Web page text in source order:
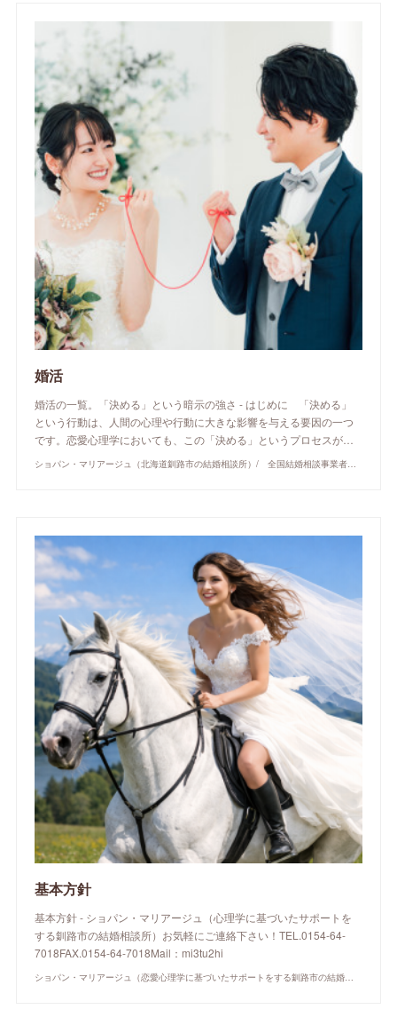
婚活
婚活の一覧。「決める」という暗示の強さ - はじめに 「決める」
という行動は、人間の心理や行動に大きな影響を与える要因の一つ
です。恋愛心理学においても、この「決める」というプロセスが…
基本方針
基本方針 - ショパン・マリアージュ（心理学に基づいたサポートを
する釧路市の結婚相談所）お気軽にご連絡下さい！TEL.0154-64-
7018FAX.0154-64-7018Mail：mi3tu2hi
ショパン・マリアージュ（恋愛心理学に基づいたサポートをする釧路市の結婚相談所）/ 全国結婚相談事業者連盟正規加盟店 / cherry-piano.com